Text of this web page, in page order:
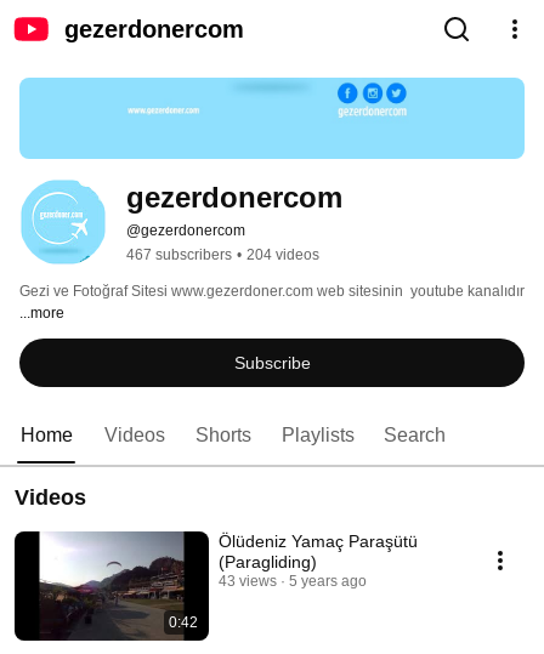
gezerdonercom
gezerdonercom
@gezerdonercom
467 subscribers • 204 videos
...more
Subscribe
Home Videos Shorts Playlists Search
Videos
0:42
Ölüdeniz Yamaç Paraşütü
(Paragliding)
43 views 5 years ago